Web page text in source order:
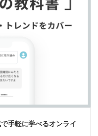
手軽に学べるオンライ